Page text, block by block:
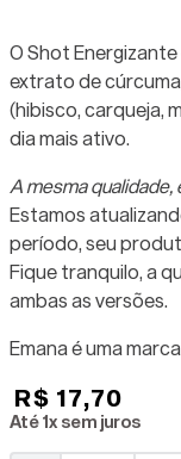
O Shot
extrato de
(hibisco, carqueja,
dia mais ativo.
A mesma qualidade,
Estamos
período, seu
Fique tranquilo, a
ambas as versões.
Emana é uma
R$ 17,70
Até1x sem juros